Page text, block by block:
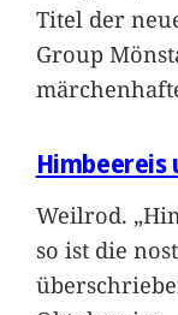
Titel der
Group
Weilrod.
so ist die